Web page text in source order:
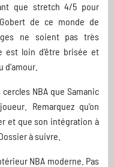
que stretch 4/5 pour
de ce monde de
ne soient pas très
est loin d'être brisée et
d'amour.
NBA que Samanic
Remarquez qu'on
et que son intégration à
à suivre.
NBA moderne. Pas